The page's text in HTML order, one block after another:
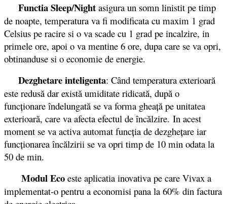
Functia Sleep/Night asigura un somn linistit pe timp
de noapte, temperatura va fi modificata cu maxim 1 grad
Celsius pe racire si o va scade cu 1 grad pe incalzire, in
primele ore, apoi o va mentine 6 ore, dupa care se va opri,
obtinanduse si o economie de energie.
Dezghetare inteligenta: Când temperatura exterioară
este redusă dar există umiditate ridicată, după o
funcţionare îndelungată se va forma gheaţă pe unitatea
exterioară, care va afecta efectul de încălzire. In acest
moment se va activa automat funcţia de dezgheţare iar
funcţionarea încălzirii se va opri timp de 10 min odata la
50 de min.
Modul Eco este aplicatia inovativa pe care Vivax a
implementat-o pentru a economisi pana la 60% din factura